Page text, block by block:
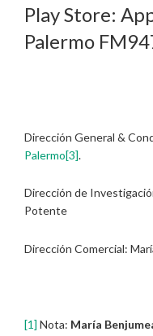
Play Store:
Palermo
Dirección General &
Palermo[3].
Dirección de
Potente
Dirección Comercial:
[1] Nota: María